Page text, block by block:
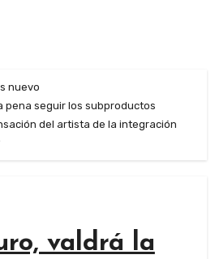
nuevo
pena seguir los subproductos
del artista de la integración
valdrá la